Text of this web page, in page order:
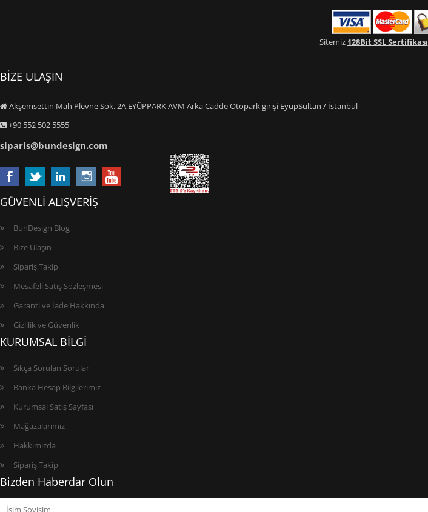
Sitemiz 128Bit SSL Sertifikası
BİZE ULAŞIN
Akşemsettin Mah Plevne Sok. 2A EYÜPPARK AVM Arka Cadde Otopark girişi EyüpSultan / İstanbul
+90 552 502 5555
siparis@bundesign.com
GÜVENLİ ALIŞVERİŞ
BunDesign Blog
Bize Ulaşın
Sipariş Takip
Mesafeli Satış Sözleşmesi
Garanti ve İade Hakkında
Gizlilik ve Güvenlik
KURUMSAL BİLGİ
Sıkça Sorulan Sorular
Banka Hesap Bilgilerimiz
Kurumsal Satış Sayfası
Mağazalarımız
Hakkımızda
Sipariş Takip
Bizden Haberdar Olun